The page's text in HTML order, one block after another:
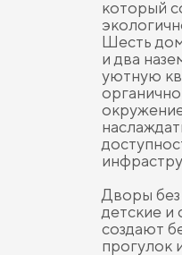
который
Шесть
и два
уютную
Дворы
детские
создают
прогулок